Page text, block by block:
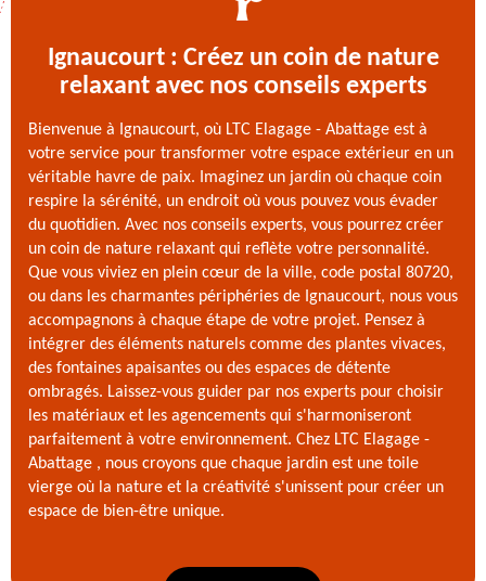
Ignaucourt : Créez un coin de nature
relaxant avec nos conseils experts
Bienvenue à Ignaucourt, où LTC Elagage - Abattage est à
votre service pour transformer votre espace extérieur en un
véritable havre de paix. Imaginez un jardin où chaque coin
respire la sérénité, un endroit où vous pouvez vous évader
du quotidien. Avec nos conseils experts, vous pourrez créer
un coin de nature relaxant qui reflète votre personnalité.
Que vous viviez en plein cœur de la ville, code postal 80720,
ou dans les charmantes périphéries de Ignaucourt, nous vous
accompagnons à chaque étape de votre projet. Pensez à
intégrer des éléments naturels comme des plantes vivaces,
des fontaines apaisantes ou des espaces de détente
ombragés. Laissez-vous guider par nos experts pour choisir
les matériaux et les agencements qui s'harmoniseront
parfaitement à votre environnement. Chez LTC Elagage -
Abattage , nous croyons que chaque jardin est une toile
vierge où la nature et la créativité s'unissent pour créer un
espace de bien-être unique.